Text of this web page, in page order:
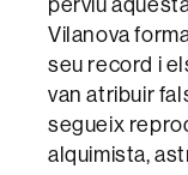
perviu
Vilanova
seu record i
van atribuir
segueix
alquimista,